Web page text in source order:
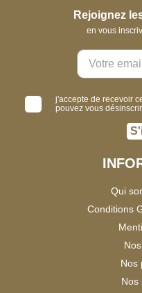
Rejoignez
en vous
j'accepte de recevoir
pouvez vous
Qui
Conditions
Nos
Nos